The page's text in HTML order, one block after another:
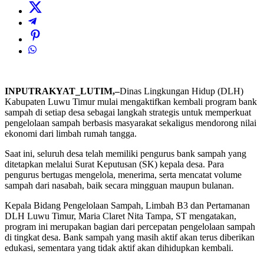
INPUTRAKYAT_LUTIM,–Dinas Lingkungan Hidup (DLH)
Kabupaten Luwu Timur mulai mengaktifkan kembali program bank
sampah di setiap desa sebagai langkah strategis untuk memperkuat
pengelolaan sampah berbasis masyarakat sekaligus mendorong nilai
ekonomi dari limbah rumah tangga.
Saat ini, seluruh desa telah memiliki pengurus bank sampah yang
ditetapkan melalui Surat Keputusan (SK) kepala desa. Para
pengurus bertugas mengelola, menerima, serta mencatat volume
sampah dari nasabah, baik secara mingguan maupun bulanan.
Kepala Bidang Pengelolaan Sampah, Limbah B3 dan Pertamanan
DLH Luwu Timur, Maria Claret Nita Tampa, ST mengatakan,
program ini merupakan bagian dari percepatan pengelolaan sampah
di tingkat desa. Bank sampah yang masih aktif akan terus diberikan
edukasi, sementara yang tidak aktif akan dihidupkan kembali.